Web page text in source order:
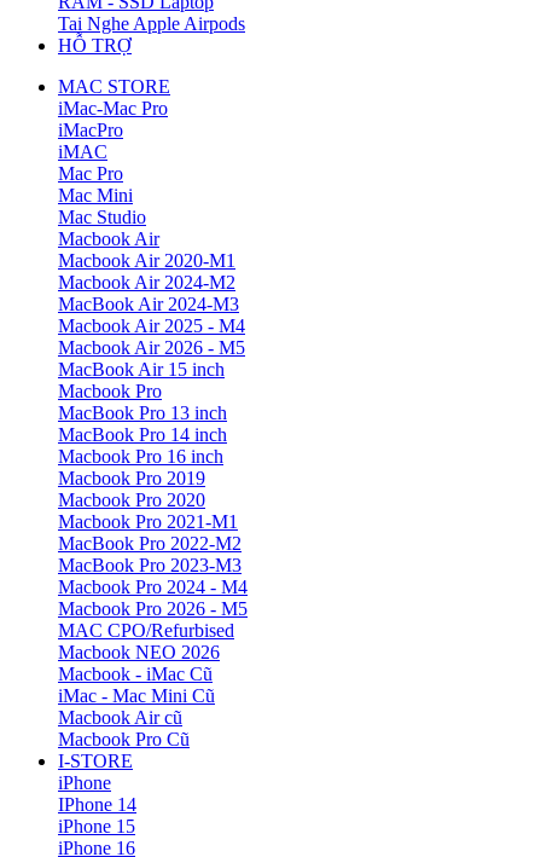
Tai Nghe Apple Airpods
HỖ TRỢ
MAC STORE
iMac-Mac Pro
iMacPro
iMAC
Mac Pro
Mac Mini
Mac Studio
Macbook Air
Macbook Air 2020-M1
Macbook Air 2024-M2
MacBook Air 2024-M3
Macbook Air 2025 - M4
Macbook Air 2026 - M5
MacBook Air 15 inch
Macbook Pro
MacBook Pro 13 inch
MacBook Pro 14 inch
Macbook Pro 16 inch
Macbook Pro 2019
Macbook Pro 2020
Macbook Pro 2021-M1
MacBook Pro 2022-M2
MacBook Pro 2023-M3
Macbook Pro 2024 - M4
Macbook Pro 2026 - M5
MAC CPO/Refurbised
Macbook NEO 2026
Macbook - iMac Cũ
iMac - Mac Mini Cũ
Macbook Air cũ
Macbook Pro Cũ
I-STORE
iPhone
IPhone 14
iPhone 15
iPhone 16